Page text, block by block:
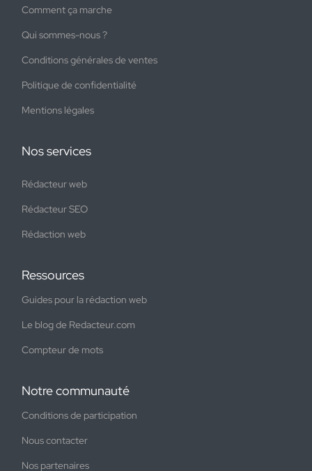
Comment ça marche
Qui sommes-nous ?
Conditions générales de ventes
Politique de confidentialité
Mentions légales
Nos services
Rédacteur web
Rédacteur SEO
Rédaction web
Ressources
Guides pour la rédaction web
Le blog de Redacteur.com
Compteur de mots
Notre communauté
Conditions de participation
Nous contacter
Nos partenaires